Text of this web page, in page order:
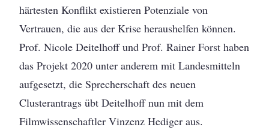
härtesten Konflikt existieren Potenziale von
Vertrauen, die aus der Krise heraushelfen können.
Prof. Nicole Deitelhoff und Prof. Rainer Forst haben
das Projekt 2020 unter anderem mit Landesmitteln
aufgesetzt, die Sprecherschaft des neuen
Clusterantrags übt Deitelhoff nun mit dem
Filmwissenschaftler Vinzenz Hediger aus.